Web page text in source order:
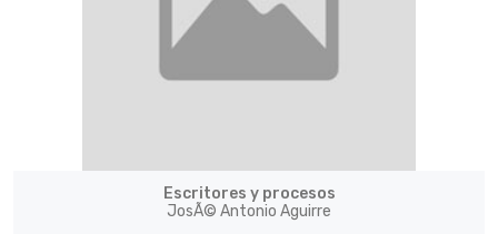
Escritores y procesos
JosÃ© Antonio Aguirre